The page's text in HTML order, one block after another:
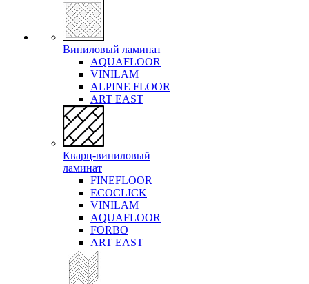
Виниловый ламинат
AQUAFLOOR
VINILAM
ALPINE FLOOR
ART EAST
Кварц-виниловый
ламинат
FINEFLOOR
ECOCLICK
VINILAM
AQUAFLOOR
FORBO
ART EAST